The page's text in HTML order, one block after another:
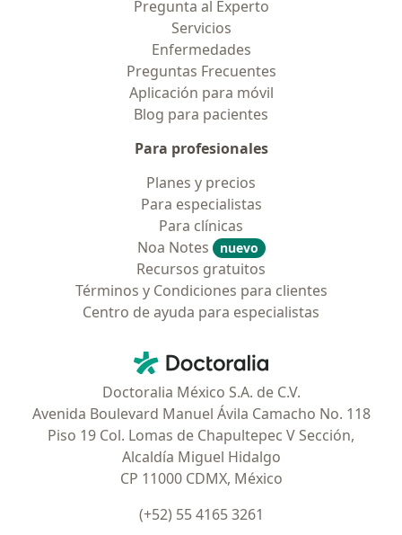
Pregunta al Experto
Servicios
Enfermedades
Preguntas Frecuentes
Aplicación para móvil
Blog para pacientes
Para profesionales
Planes y precios
Para especialistas
Para clínicas
Noa Notes
nuevo
Recursos gratuitos
Términos y Condiciones para clientes
Centro de ayuda para especialistas
Doctoralia - Página de inicio
Doctoralia México S.A. de C.V.
Avenida Boulevard Manuel Ávila Camacho No. 118
Piso 19 Col. Lomas de Chapultepec V Sección,
Alcaldía Miguel Hidalgo
CP 11000 CDMX, México
(+52) 55 4165 3261